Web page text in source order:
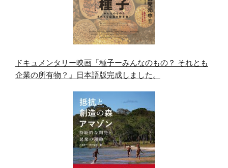
ドキュメンタリー映画『種子ーみんなのもの？ それとも
企業の所有物？』日本語版完成しました。